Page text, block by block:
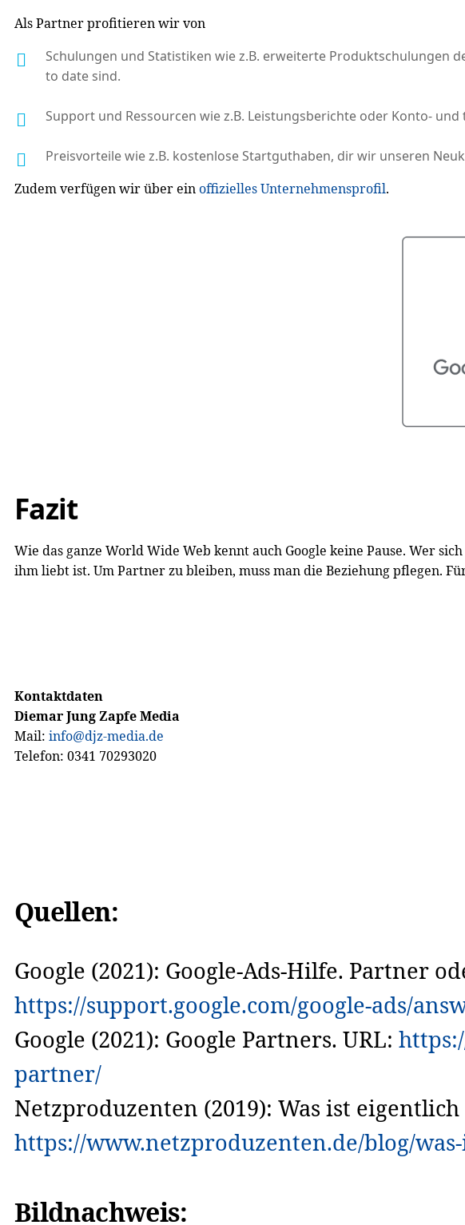
Als Partner profitieren wir von
Schulungen und Statistiken wie z.B. erweiterte Produktschulungen
to date sind.
Support und Ressourcen wie z.B. Leistungsberichte oder Konto-
Preisvorteile wie z.B. kostenlose Startguthaben, dir wir unseren
Zudem verfügen wir über einoffizielles Unternehmensprofil.
Fazit
Wie das ganze World Wide Web kennt auch Google keine Pause. Wer
ihm liebt ist. Um Partner zu bleiben, muss man die Beziehung pflegen.
Kontaktdaten
Diemar Jung Zapfe Media
Mail: info@djz-media.de
Telefon: 0341 70293020
Quellen:
Google (2021): Google-Ads-Hilfe. Partner
https://support.google.com/google-ads/
Google (2021): Google Partners. URL:
partner/
Netzproduzenten (2019): Was ist
https://www.netzproduzenten.de/blog/
Bildnachweis: